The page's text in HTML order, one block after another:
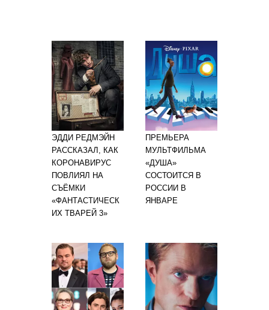
ЭДДИ РЕДМЭЙН
РАССКАЗАЛ, КАК
КОРОНАВИРУС
ПОВЛИЯЛ НА
СЪЁМКИ
«ФАНТАСТИЧЕСК
ИХ ТВАРЕЙ 3»
ПРЕМЬЕРА
МУЛЬТФИЛЬМА
«ДУША»
СОСТОИТСЯ В
РОССИИ В
ЯНВАРЕ